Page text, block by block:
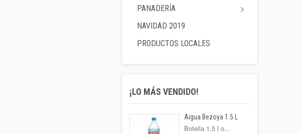
PANADERÍA
NAVIDAD 2019
PRODUCTOS LOCALES
¡LO MÁS VENDIDO!
Aigua Bezoya 1.5 L
Botella 1,5 l o...